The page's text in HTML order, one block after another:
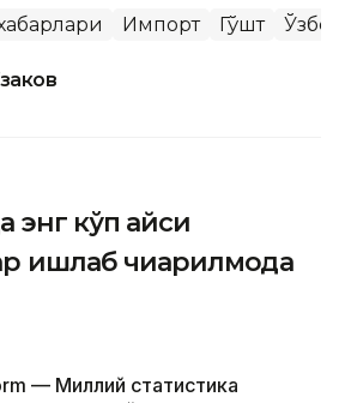
Импорт Гўшт
кўп қайси
ишлаб чиқарилмоқда
— Миллий статистика